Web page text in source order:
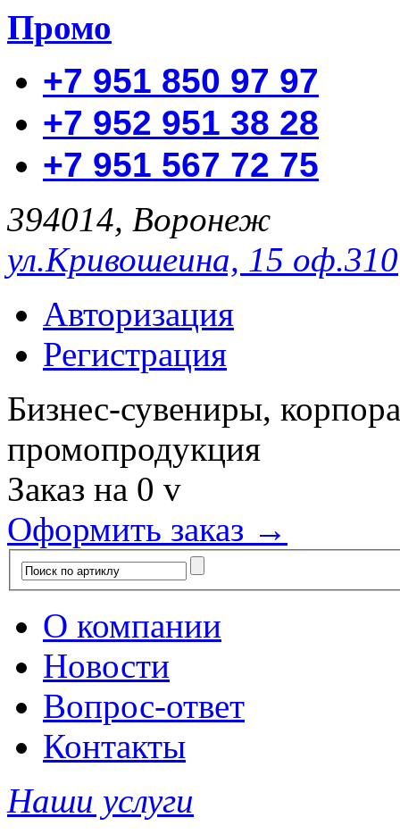
Промо
+7 951 850 97 97
+7 952 951 38 28
+7 951 567 72 75
394014, Воронеж
ул.Кривошеина, 15 оф.310
Авторизация
Регистрация
Бизнес-сувениры,
промопродукция
Заказ на 0 v
Оформить заказ →
О компании
Новости
Вопрос-ответ
Контакты
Наши услуги